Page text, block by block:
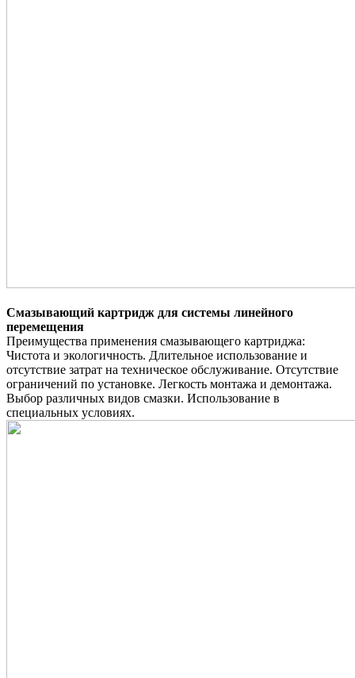
Смазывающий картридж для системы линейного
перемещения
Преимущества применения смазывающего картриджа:
Чистота и экологичность. Длительное использование и
отсутствие затрат на техническое обслуживание. Отсутствие
ограничений по установке. Легкость монтажа и демонтажа.
Выбор различных видов смазки. Использование в
специальных условиях.